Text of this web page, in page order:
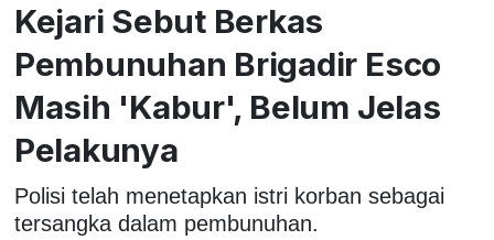
Kejari Sebut Berkas
Pembunuhan Brigadir Esco
Masih 'Kabur', Belum Jelas
Pelakunya
Polisi telah menetapkan istri korban sebagai
tersangka dalam pembunuhan.